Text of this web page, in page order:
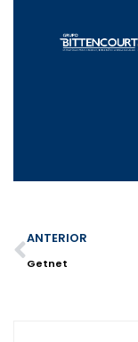
ANTERIOR
Getnet